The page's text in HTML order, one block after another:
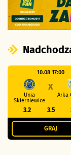
10.08 17:00
Unia
Skierniewice
X
Arka
3.2 3.5
GRAJ